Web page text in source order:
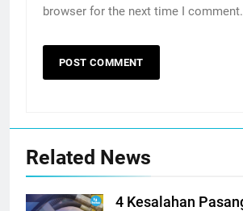
browser for the next time I comment.
Related News
4 Kesalahan